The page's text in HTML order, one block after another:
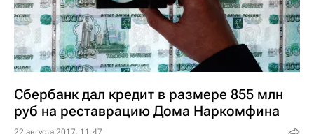
Сбербанк дал кредит в размере 855 млн
руб на реставрацию Дома Наркомфина